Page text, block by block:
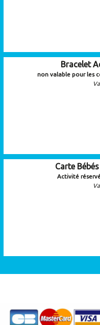
Bracelet
non valable pour les
Carte
Activité